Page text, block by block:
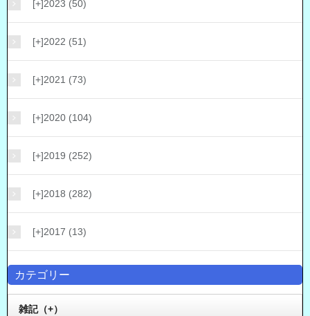
[+]2023 (50)
[+]2022 (51)
[+]2021 (73)
[+]2020 (104)
[+]2019 (252)
[+]2018 (282)
[+]2017 (13)
カテゴリー
雑記（+）